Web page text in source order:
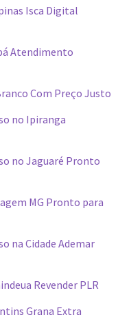
Isca Digital
Atendimento
Com Preço Justo
no Ipiranga
no Jaguaré Pronto
MG Pronto para
na Cidade Ademar
Revender PLR
Grana Extra